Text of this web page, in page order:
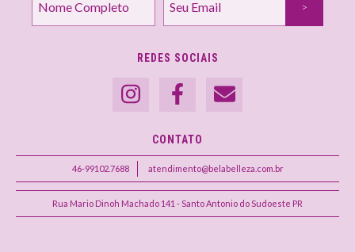
REDES SOCIAIS
CONTATO
46-99102.7688 atendimento@belabelleza.com.br
Rua Mario Dinoh Machado 141 - Santo Antonio do Sudoeste PR